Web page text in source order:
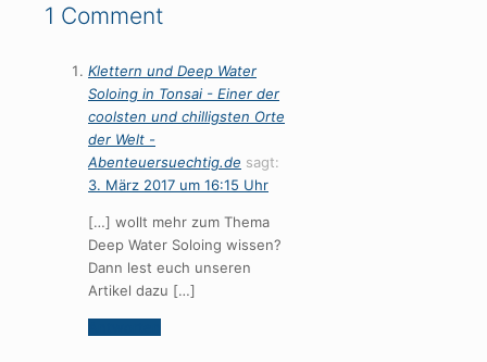
1 Comment
Klettern und Deep Water
Soloing in Tonsai - Einer der
coolsten und chilligsten Orte
der Welt -
Abenteuersuechtig.de sagt:
3. März 2017 um 16:15 Uhr
[…] wollt mehr zum Thema
Deep Water Soloing wissen?
Dann lest euch unseren
Artikel dazu […]